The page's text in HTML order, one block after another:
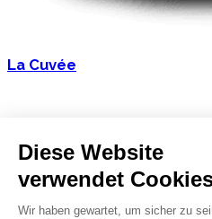
La Cuvée
Diese Website
verwendet
Wir haben gewartet, um sicher zu